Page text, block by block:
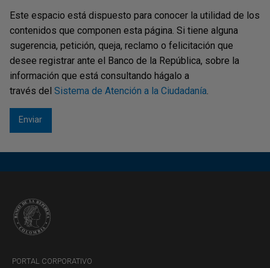
Este espacio está dispuesto para conocer la utilidad de los
contenidos que componen esta página. Si tiene alguna
sugerencia, petición, queja, reclamo o felicitación que
desee registrar ante el Banco de la República, sobre la
información que está consultando hágalo a
través del Sistema de Atención a la Ciudadanía.
PORTAL CORPORATIVO